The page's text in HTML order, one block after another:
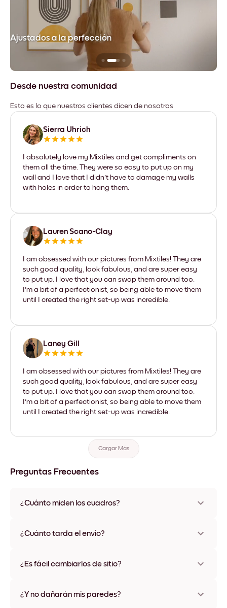
Ajustados a la perfección
Desde nuestra comunidad
Esto es lo que nuestros clientes dicen de nosotros
Sierra Uhrich
I absolutely love my Mixtiles and get compliments on
them all the time. They were so easy to put up on my
wall and I love that I didn't have to damage my walls
with holes in order to hang them.
Lauren Scano-Clay
I am obsessed with our pictures from Mixtiles! They are
such good quality, look fabulous, and are super easy
to put up. I love that you can swap them around too.
I'm a bit of a perfectionist, so being able to move them
until I created the right set-up was incredible.
Laney Gill
I am obsessed with our pictures from Mixtiles! They are
such good quality, look fabulous, and are super easy
to put up. I love that you can swap them around too.
I'm a bit of a perfectionist, so being able to move them
until I created the right set-up was incredible.
Cargar Más
Preguntas Frecuentes
¿Cuánto miden los cuadros?
varios materiales y colores de marco, incluidas opciones sin
¿Cuánto tarda el envío?
disponibles en algunos países. Te enviaremos un número de
¿Es fácil cambiarlos de sitio?
ningún daño
¿Y no dañarán mis paredes?